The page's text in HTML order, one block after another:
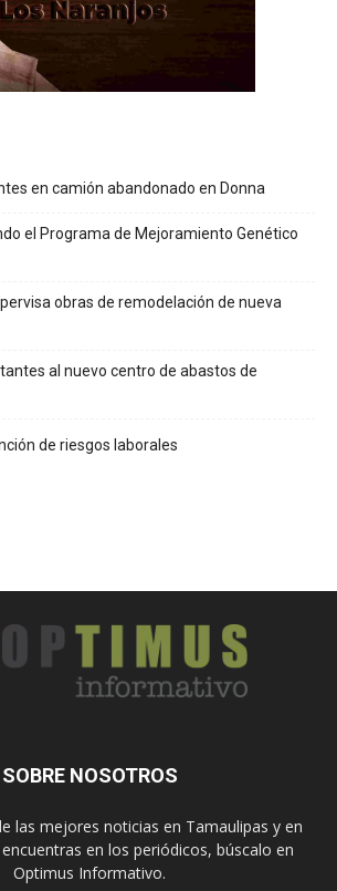
en camión abandonado en Donna
el Programa de Mejoramiento Genético
obras de remodelación de nueva
al nuevo centro de abastos de
de riesgos laborales
SOBRE NOSOTROS
las mejores noticias en Tamaulipas y en
en los periódicos, búscalo en
Optimus Informativo.